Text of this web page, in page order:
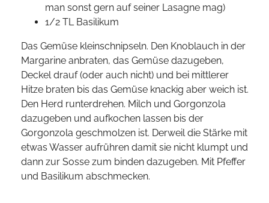
man sonst gern auf seiner Lasagne mag)
1/2 TL Basilikum
Das Gemüse kleinschnipseln. Den Knoblauch in der
Margarine anbraten, das Gemüse dazugeben,
Deckel drauf (oder auch nicht) und bei mittlerer
Hitze braten bis das Gemüse knackig aber weich ist.
Den Herd runterdrehen. Milch und Gorgonzola
dazugeben und aufkochen lassen bis der
Gorgonzola geschmolzen ist. Derweil die Stärke mit
etwas Wasser aufrühren damit sie nicht klumpt und
dann zur Sosse zum binden dazugeben. Mit Pfeffer
und Basilikum abschmecken.